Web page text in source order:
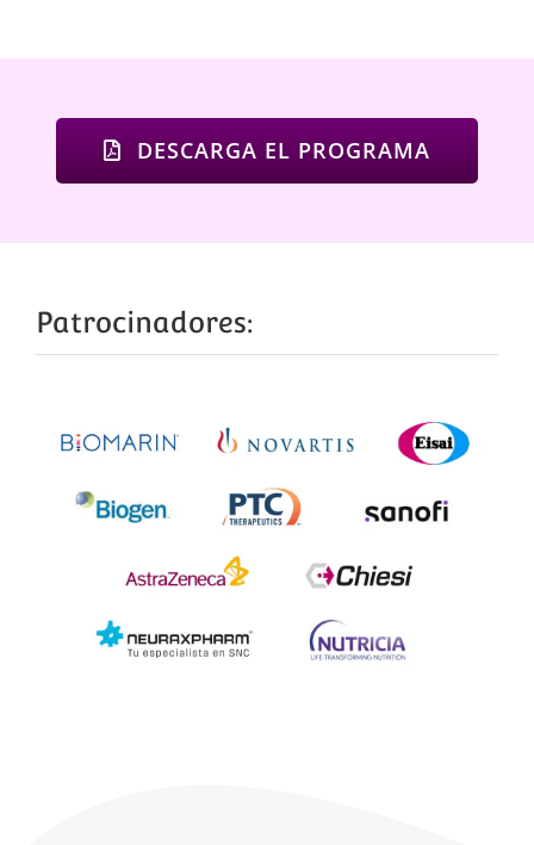
DESCARGA EL PROGRAMA
Patrocinadores: